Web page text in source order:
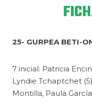
25- GURPEA BETI-
7 inicial: Patricia
Lyndie Tchaptchet
Montilla, Paula